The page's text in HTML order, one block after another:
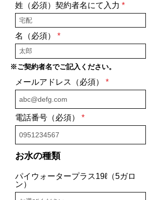
姓（必須）契約者名にて入力
名（必須）
※ご契約者名でご記入ください。
メールアドレス（必須）
電話番号（必須）
お水の種類
パイウォータープラス19ℓ（5ガロ
ン）